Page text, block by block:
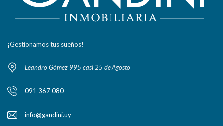
¡Gestionamos tus sueños!
Leandro Gómez 995 casi 25 de Agosto
091 367 080
info@gandini.uy